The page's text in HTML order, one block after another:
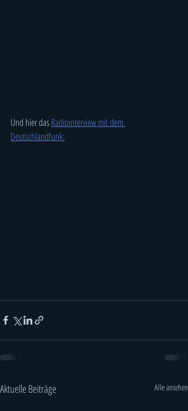
Und hier das Radiointerview mit dem
Deutschlandfunk:
Aktuelle Beiträge Alle ansehen